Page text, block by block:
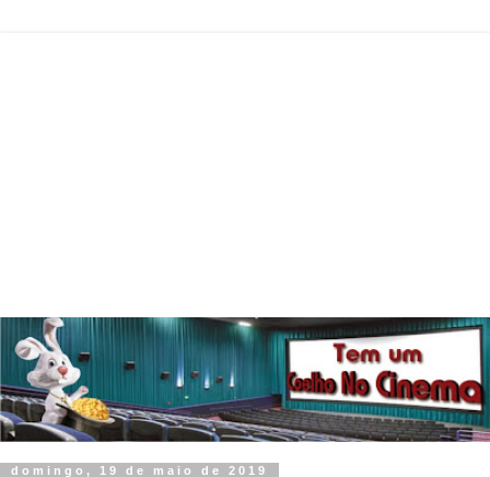
domingo, 19 de maio de 2019